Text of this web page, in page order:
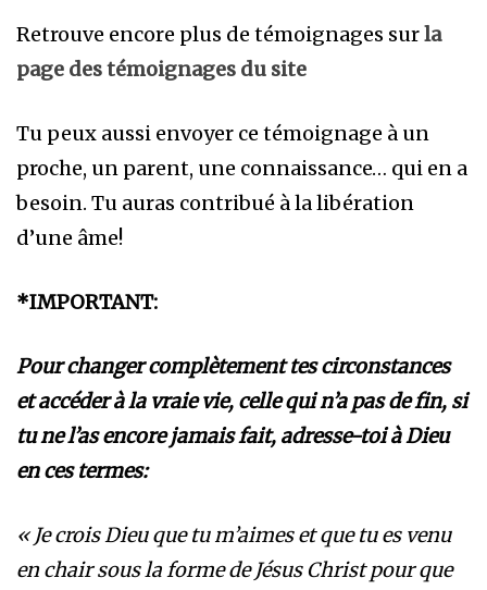
Retrouve encore plus de témoignages surla
page des témoignages du site
Tu peux aussi envoyer ce témoignage à un
proche, un parent, une connaissance… qui en a
besoin. Tu auras contribué à la libération
d’une âme!
*IMPORTANT:
Pour changer complètement tes circonstances
et accéder à la vraie vie, celle qui n’a pas de fin, si
tu ne l’as encore jamais fait, adresse-toi à Dieu
en ces termes:
« Je crois Dieu que tu m’aimes et que tu es venu
en chair sous la forme de Jésus Christ pour que